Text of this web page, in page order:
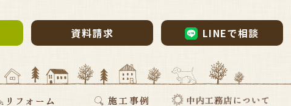
資料請求 LINEで相談